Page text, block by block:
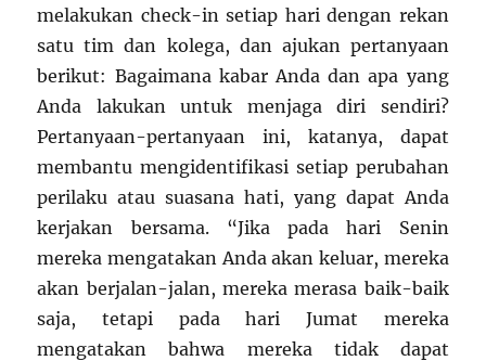
melakukan check-in setiap hari dengan rekan
satu tim dan kolega, dan ajukan pertanyaan
berikut: Bagaimana kabar Anda dan apa yang
Anda lakukan untuk menjaga diri sendiri?
Pertanyaan-pertanyaan ini, katanya, dapat
membantu mengidentifikasi setiap perubahan
perilaku atau suasana hati, yang dapat Anda
kerjakan bersama. “Jika pada hari Senin
mereka mengatakan Anda akan keluar, mereka
akan berjalan-jalan, mereka merasa baik-baik
saja, tetapi pada hari Jumat mereka
mengatakan bahwa mereka tidak dapat